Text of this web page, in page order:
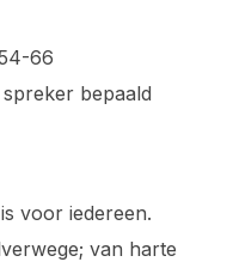
66
bepaald
voor iedereen.
van harte